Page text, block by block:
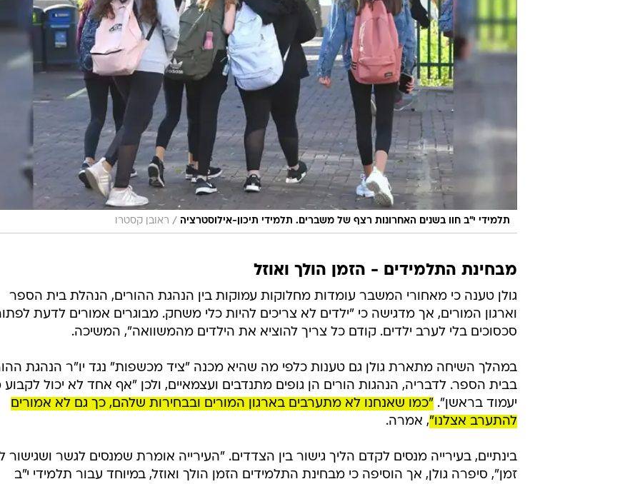
תלמידי י"ב חוו בשנים האחרונות רצף של משברים. תלמידי תיכון-אילוסטרציה / ראובן קסטרו
מבחינת התלמידים - הזמן הולך ואוזל
גולן טענה כי מאחורי המשבר עומדות מחלוקות עמוקות בין הנהגת ההורים, הנהלת בית הספר
וארגון המורים, אך מדגישה כי "ילדים לא צריכים להיות כלי משחק. מבוגרים אמורים לדעת
סכסוכים בלי לערב ילדים. קודם כל צריך להוציא את הילדים מהמשוואה", המשיכה.
במהלך השיחה מתארת גולן גם טענות כלפי מה שהיא מכנה "ציד מכשפות" נגד יו"ר הנהגת
בבית הספר. לדבריה, הנהגות הורים הן גופים מתנדבים ועצמאיים, ולכן "אף אחד לא יכול לקבוע
יעמוד בראשן". "כמו שאנחנו לא מתערבים בארגון המורים ובבחירות שלהם, כך גם לא אמורים
להתערב אצלנו", אמרה.
בינתיים, בעירייה מנסים לקדם הליך גישור בין הצדדים. "העירייה אומרת שמנסים לגשר ושגישור
זמן", סיפרה גולן, אך הוסיפה כי מבחינת התלמידים הזמן הולך ואוזל, במיוחד עבור תלמידי י"ב